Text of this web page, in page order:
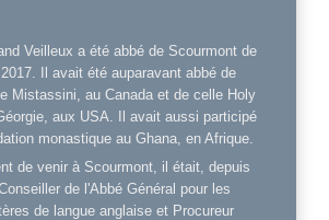
Veilleux a été abbé de Scourmont de
Il avait été auparavant abbé de
Mistassini, au Canada et de celle Holy
aux USA. Il avait aussi participé
monastique au Ghana, en Afrique.
de venir à Scourmont, il était, depuis
de l'Abbé Général pour les
de langue anglaise et Procureur